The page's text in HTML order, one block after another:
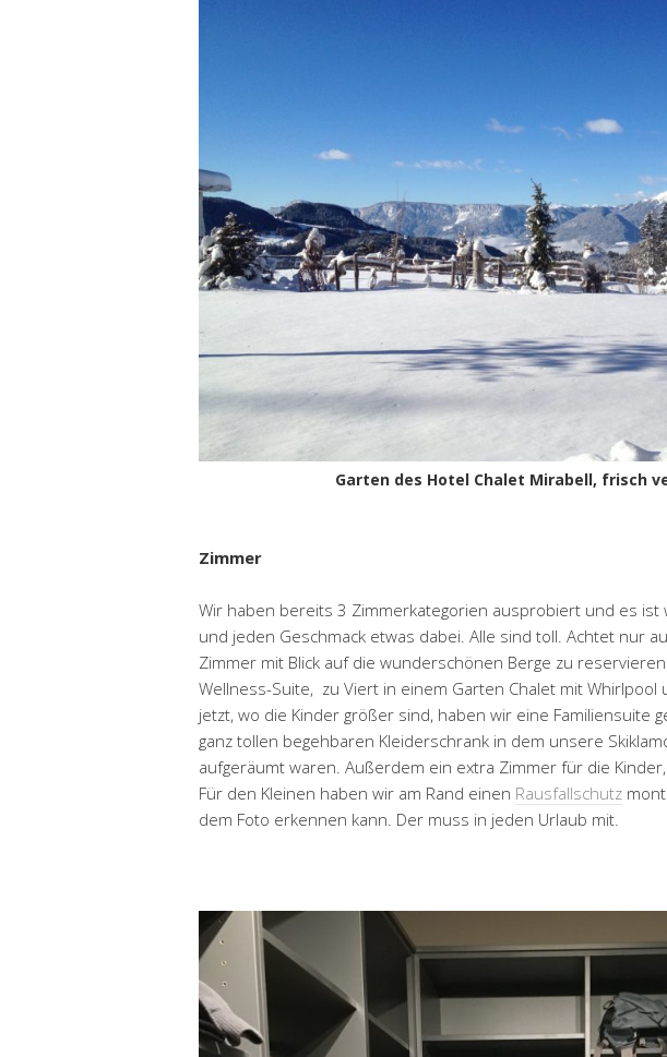
Garten des Hotel Chalet Mirabell, frisch
Zimmer
Wir haben bereits 3 Zimmerkategorien ausprobiert und es ist
und jeden Geschmack etwas dabei. Alle sind toll. Achtet nur
Zimmer mit Blick auf die wunderschönen Berge zu
Wellness-Suite, zu Viert in einem Garten Chalet mit Whirlpool
jetzt, wo die Kinder größer sind, haben wir eine Familiensuite
ganz tollen begehbaren Kleiderschrank in dem unsere
aufgeräumt waren. Außerdem ein extra Zimmer für die
Für den Kleinen haben wir am Rand einen Rausfallschutz
dem Foto erkennen kann. Der muss in jeden Urlaub mit.